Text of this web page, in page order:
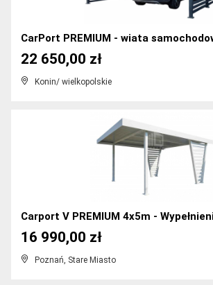
Konin/ wielkopolskie
22 650,00 zł
Poznań, Stare Miasto
16 990,00 zł